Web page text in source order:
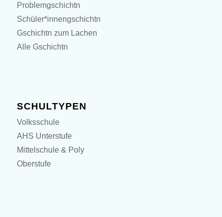
Problemgschichtn
Schüler*innengschichtn
Gschichtn zum Lachen
Alle Gschichtn
SCHULTYPEN
Volksschule
AHS Unterstufe
Mittelschule & Poly
Oberstufe